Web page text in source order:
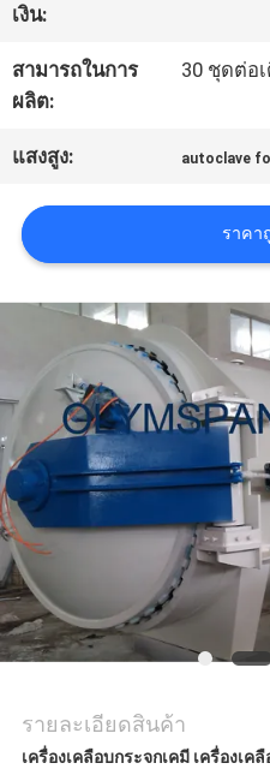
ขอ
ใบ
แผนผัง
เว็บไซต์
นโยบาย
ความ
เป็น
ส่วน
ตัว
เงิน:
สามารถในการ
ผลิต:
30 ชุดต่อ
แสงสูง: autoclave
ราคา
รายละเอียดสินค้า
เครื่องเคลือบกระจกเคมี เครื่องเ